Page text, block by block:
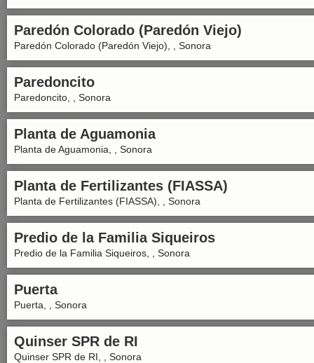
Paredón Colorado (Paredón Viejo)
Paredón Colorado (Paredón Viejo), , Sonora
Paredoncito
Paredoncito, , Sonora
Planta de Aguamonia
Planta de Aguamonia, , Sonora
Planta de Fertilizantes (FIASSA)
Planta de Fertilizantes (FIASSA), , Sonora
Predio de la Familia Siqueiros
Predio de la Familia Siqueiros, , Sonora
Puerta
Puerta, , Sonora
Quinser SPR de RI
Quinser SPR de RI, , Sonora